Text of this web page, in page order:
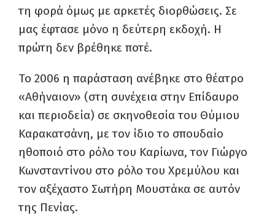
τη φορά όμως με αρκετές διορθώσεις. Σε
μας έφτασε μόνο η δεύτερη εκδοχή. Η
πρώτη δεν βρέθηκε ποτέ.
Το 2006 η παράσταση ανέβηκε στο θέατρο
«Αθήναιον» (στη συνέχεια στην Επίδαυρο
και περιοδεία) σε σκηνοθεσία του Θύμιου
Καρακατσάνη, με τον ίδιο το σπουδαίο
ηθοποιό στο ρόλο του Καρίωνα, τον Γιώργο
Κωνσταντίνου στο ρόλο του Χρεμύλου και
τον αξέχαστο Σωτήρη Μουστάκα σε αυτόν
της Πενίας.